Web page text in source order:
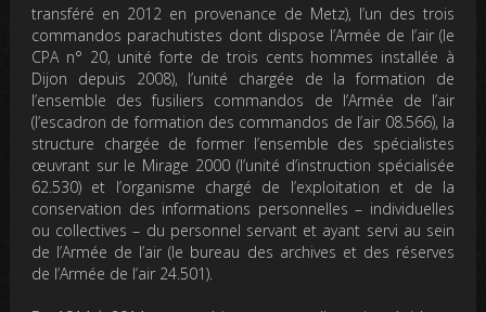
transféré en 2012 en provenance de Metz), l’un des trois
commandos parachutistes dont dispose l’Armée de l’air (le
CPA n° 20, unité forte de trois cents hommes installée à
Dijon depuis 2008), l’unité chargée de la formation de
l’ensemble des fusiliers commandos de l’Armée de l’air
(l’escadron de formation des commandos de l’air 08.566), la
structure chargée de former l’ensemble des spécialistes
œuvrant sur le Mirage 2000 (l’unité d’instruction spécialisée
62.530) et l’organisme chargé de l’exploitation et de la
conservation des informations personnelles – individuelles
ou collectives – du personnel servant et ayant servi au sein
de l’Armée de l’air (le bureau des archives et des réserves
de l’Armée de l’air 24.501).